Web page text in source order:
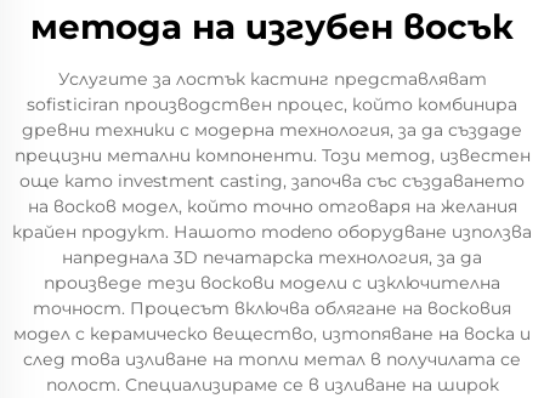
метода на изгубен восък
Услугите за лостък кастинг представляват
sofisticiran производствен процес, който комбинира
древни техники с модерна технология, за да създаде
прецизни метални компоненти. Този метод, известен
още като investment casting, започва със създаването
на восков модел, който точно отговаря на желания
крайен продукт. Нашото modenо оборудване използва
напреднала 3D печатарска технология, за да
произведе тези воскови модели с изключителна
точност. Процесът включва облягане на восковия
модел с керамическо вещество, изтопяване на воска и
след това изливане на топли метал в получилата се
полост. Специализираме се в изливане на широк